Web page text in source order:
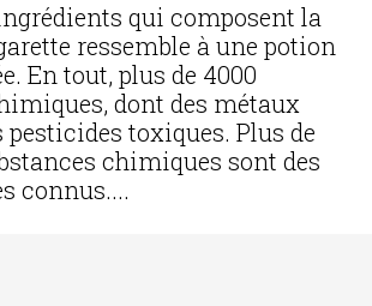
qui composent la
ressemble à une potion
En tout, plus de 4000
dont des métaux
pesticides toxiques. Plus de
chimiques sont des
connus....